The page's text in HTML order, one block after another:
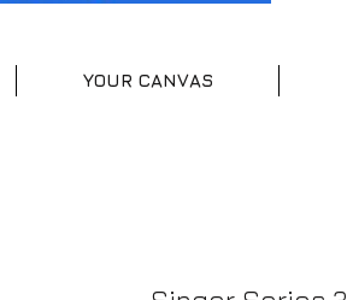
YOUR CANVAS